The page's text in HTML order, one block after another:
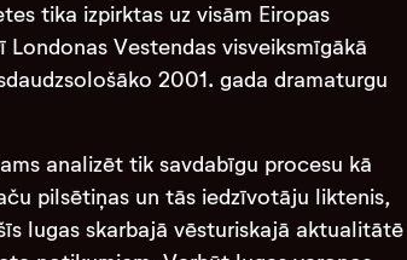
tika izpirktas uz visām Eiropas
Vestendas visveiksmīgākā
2001. gada dramaturgu
analizēt tik savdabīgu procesu kā
pilsētiņas un tās iedzīvotāju liktenis,
lugas skarbajā vēsturiskajā aktualitātē